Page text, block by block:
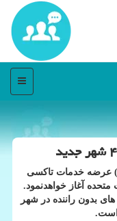
منو
به گزارش کارا پیام، شرکت «ویمو»(Waymo) عرضه خدمات تاکسی
در ایالات متحده آغاز خواهدنمود.
بدون راننده در شهر
است.